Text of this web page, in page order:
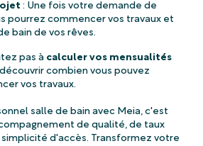
: Une fois votre demande de
pourrez commencer vos travaux et
bain de vos rêves.
pas à calculer vos mensualités
combien vous pouvez
vos travaux.
salle de bain avec Meia, c'est
de qualité, de taux
d'accès. Transformez votre